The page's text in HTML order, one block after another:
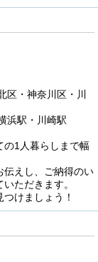
区・神奈川区・川
浜駅・川崎駅
の1人暮らしまで幅
伝えし、ご納得のい
ただきます。
けましょう！